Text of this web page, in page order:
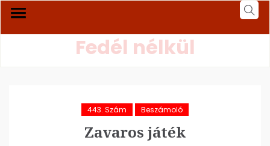
Fedél nélkül
443. Szám Beszámoló
Zavaros játék